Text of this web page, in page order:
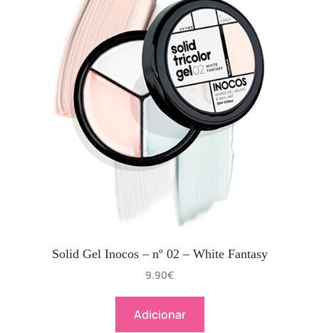
Solid Gel Inocos – nº 02 – White Fantasy
9.90€
Adicionar